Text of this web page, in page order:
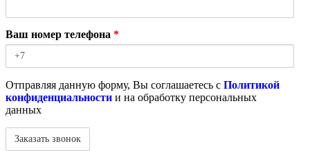
Ваш номер телефона *
Отправляя данную форму, Вы соглашаетесь с Политикой
конфиденциальности и на обработку персональных
данных